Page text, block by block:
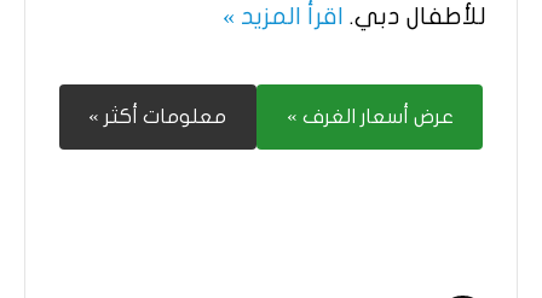
للأطفال دبي. اقرأ المزيد »
عرض أسعار الغرف » معلومات أكثر »